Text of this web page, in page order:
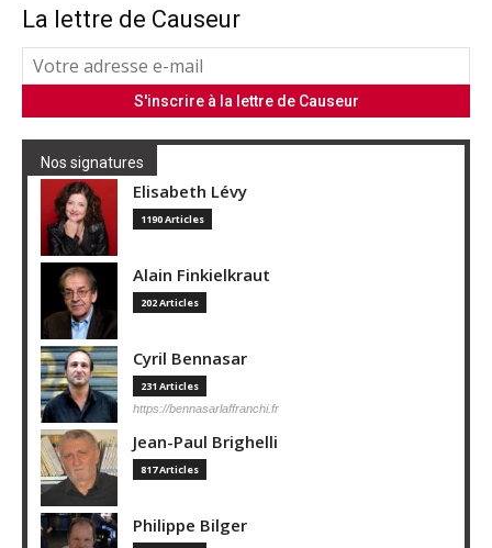
La lettre de Causeur
Nos signatures
Elisabeth Lévy
1190 Articles
Alain Finkielkraut
202 Articles
Cyril Bennasar
231 Articles
https://bennasarlaffranchi.fr
Jean-Paul Brighelli
817 Articles
Philippe Bilger